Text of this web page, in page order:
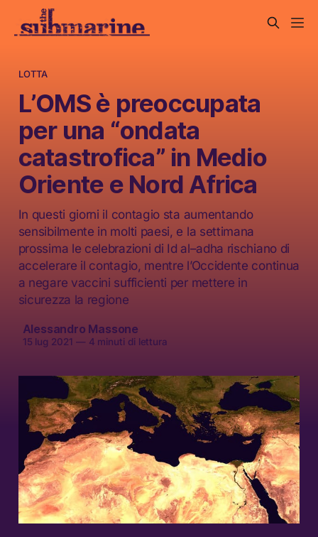
LOTTA
L’OMS è preoccupata
per una “ondata
catastrofica” in Medio
Oriente e Nord Africa
In questi giorni il contagio sta aumentando
sensibilmente in molti paesi, e la settimana
prossima le celebrazioni di Id al–adha rischiano di
accelerare il contagio, mentre l’Occidente continua
a negare vaccini sufficienti per mettere in
sicurezza la regione
Alessandro Massone
15 lug 2021 — 4 minuti di lettura